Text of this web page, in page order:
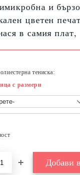
и
цветен
в самия
тениска:
с размери